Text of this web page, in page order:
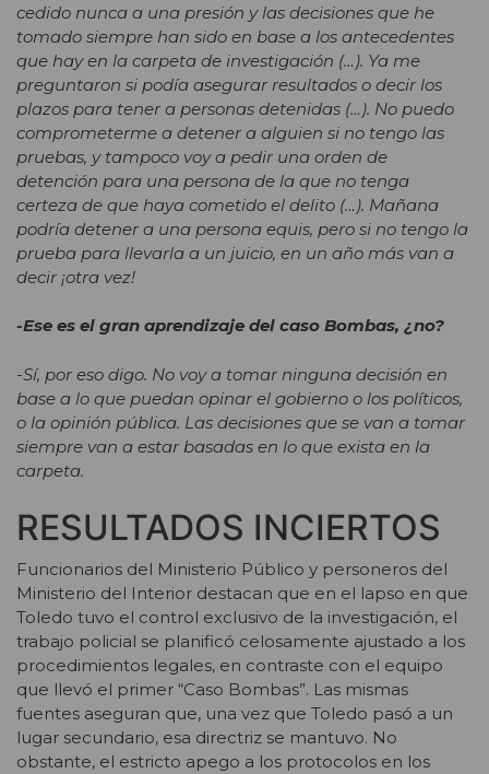
cedido nunca a una presión y las decisiones que he
tomado siempre han sido en base a los antecedentes
que hay en la carpeta de investigación (…). Ya me
preguntaron si podía asegurar resultados o decir los
plazos para tener a personas detenidas (…). No puedo
comprometerme a detener a alguien si no tengo las
pruebas, y tampoco voy a pedir una orden de
detención para una persona de la que no tenga
certeza de que haya cometido el delito (…). Mañana
podría detener a una persona equis, pero si no tengo la
prueba para llevarla a un juicio, en un año más van a
decir ¡otra vez!
-Ese es el gran aprendizaje del caso Bombas, ¿no?
-Sí, por eso digo. No voy a tomar ninguna decisión en
base a lo que puedan opinar el gobierno o los políticos,
o la opinión pública. Las decisiones que se van a tomar
siempre van a estar basadas en lo que exista en la
carpeta.
RESULTADOS INCIERTOS
Funcionarios del Ministerio Público y personeros del
Ministerio del Interior destacan que en el lapso en que
Toledo tuvo el control exclusivo de la investigación, el
trabajo policial se planificó celosamente ajustado a los
procedimientos legales, en contraste con el equipo
que llevó el primer “Caso Bombas”. Las mismas
fuentes aseguran que, una vez que Toledo pasó a un
lugar secundario, esa directriz se mantuvo. No
obstante, el estricto apego a los protocolos en los